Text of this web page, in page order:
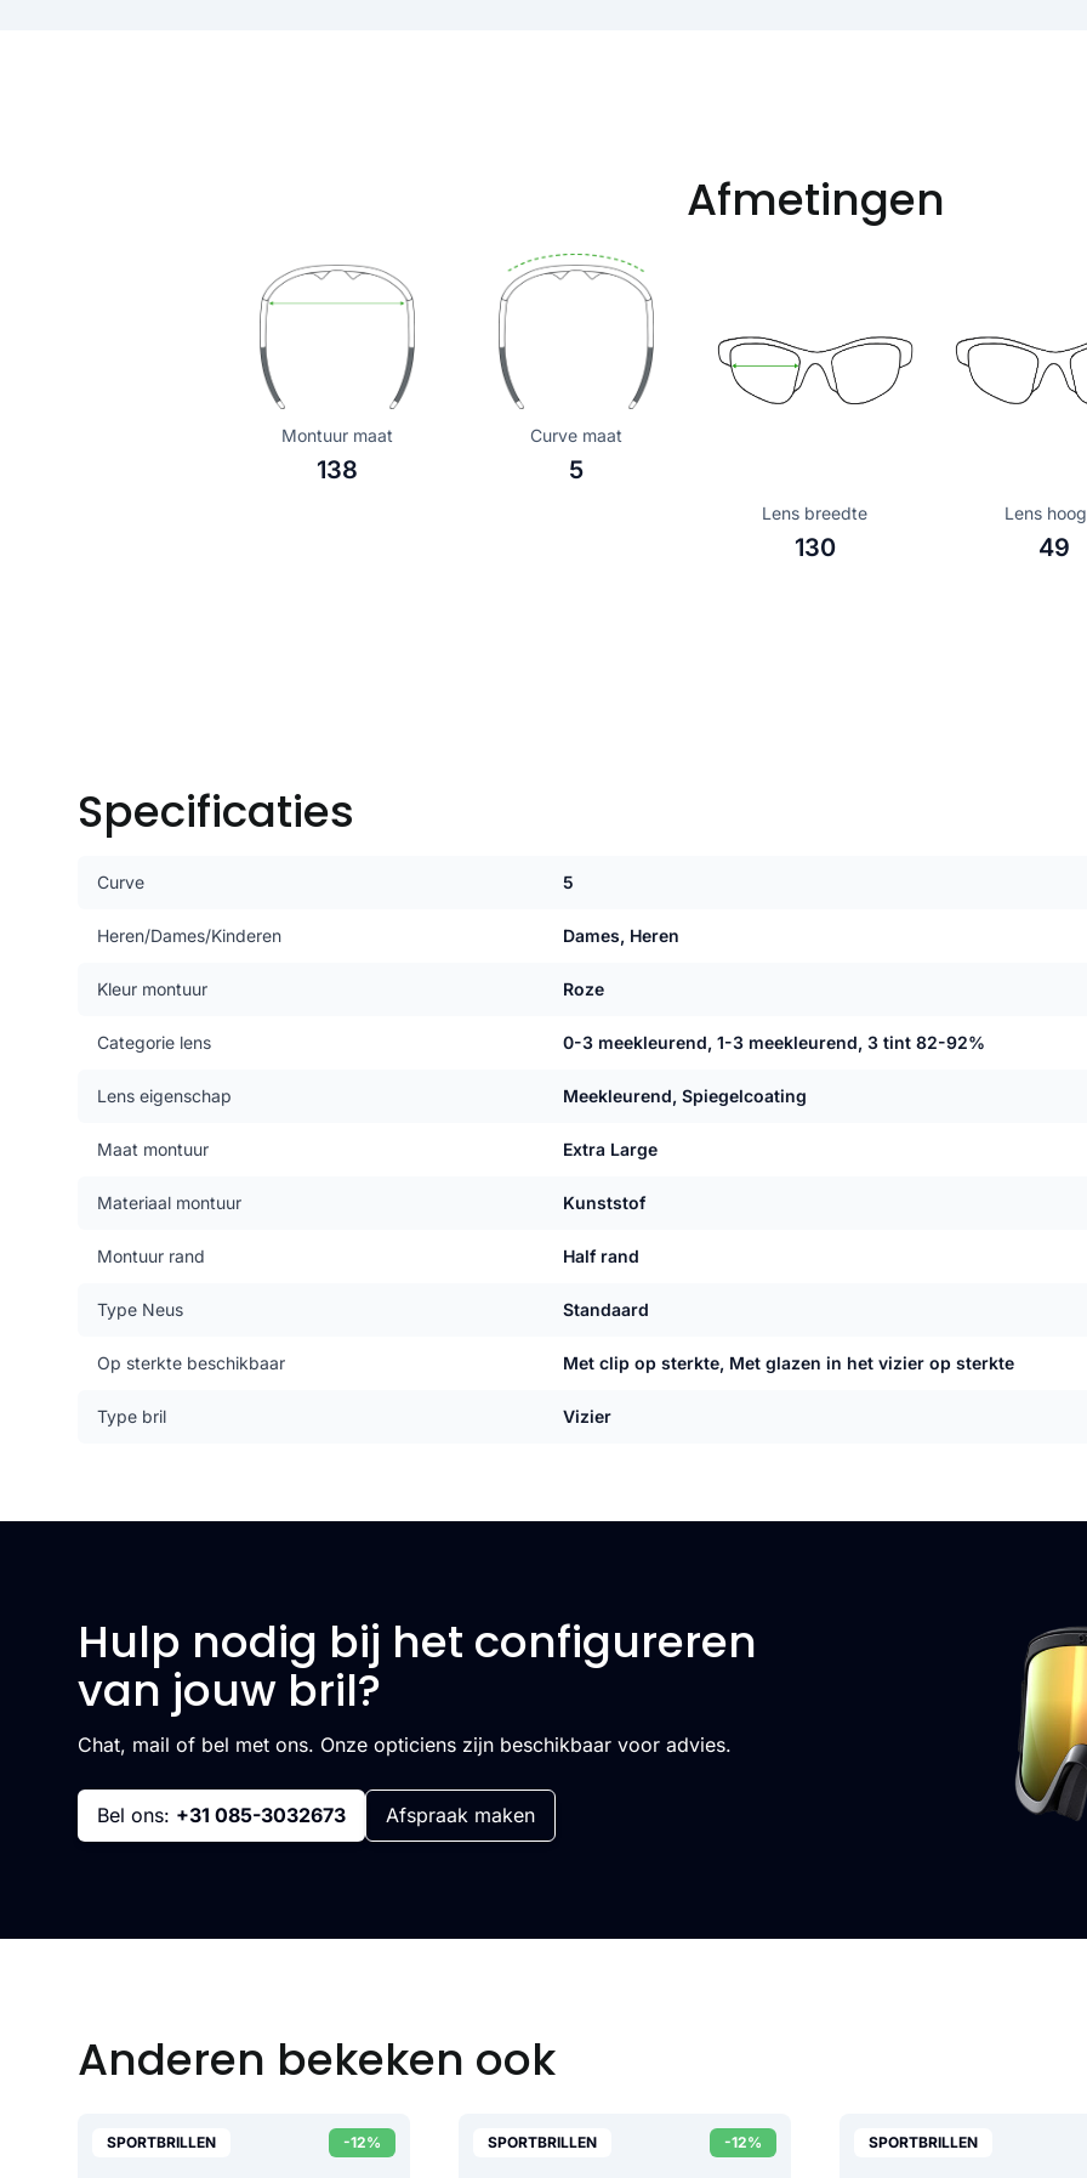
Afmetingen
Montuur maat
138
Curve maat
5
Lens breedte
130
Lens
49
Specificaties
Curve 5
Heren/Dames/Kinderen Dames, Heren
Kleur montuur Roze
Categorie lens 0-3 meekleurend, 1-3 meekleurend, 3 tint 82-92%
Lens eigenschap Meekleurend, Spiegelcoating
Maat montuur Extra Large
Materiaal montuur Kunststof
Montuur rand Half rand
Type Neus Standaard
Op sterkte beschikbaar Met clip op sterkte, Met glazen in het vizier op sterkte
Type bril Vizier
Hulp nodig bij het configureren
van jouw bril?
Chat, mail of bel met ons. Onze opticiens zijn beschikbaar voor advies.
Bel ons: +31 085-3032673 Afspraak maken
Anderen bekeken ook
-12%
SPORTBRILLEN -12%
SPORTBRILLEN SPORTBRILLEN